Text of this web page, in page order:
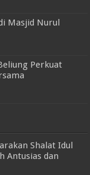
Masjid Nurul
Perkuat
Shalat Idul
Antusias dan